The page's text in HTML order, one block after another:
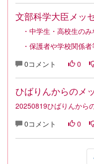
文部科学大臣メッ
・中学生・高校生の
・保護者や学校関係
0コメント
0
ひばりんからのメ
20250819ひばりんから
0コメント
0